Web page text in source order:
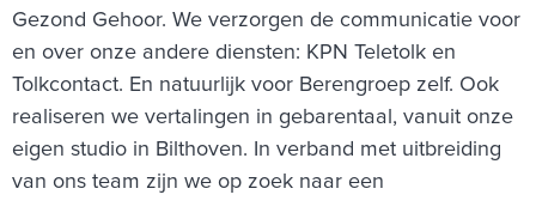
Gezond Gehoor. We verzorgen de communicatie voor
en over onze andere diensten: KPN Teletolk en
Tolkcontact. En natuurlijk voor Berengroep zelf. Ook
realiseren we vertalingen in gebarentaal, vanuit onze
eigen studio in Bilthoven. In verband met uitbreiding
van ons team zijn we op zoek naar een